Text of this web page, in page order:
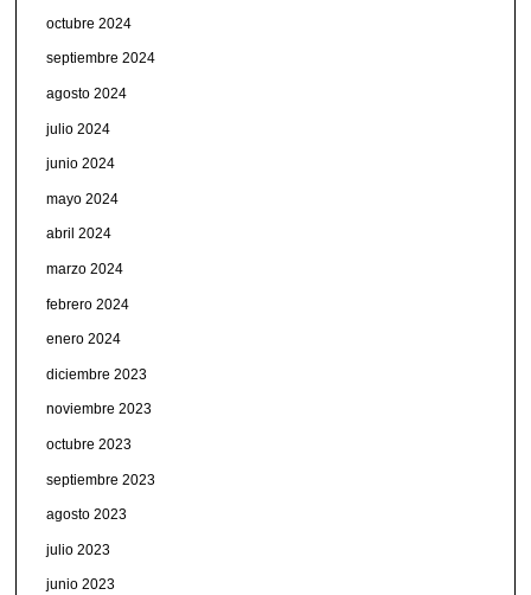
octubre 2024
septiembre 2024
agosto 2024
julio 2024
junio 2024
mayo 2024
abril 2024
marzo 2024
febrero 2024
enero 2024
diciembre 2023
noviembre 2023
octubre 2023
septiembre 2023
agosto 2023
julio 2023
junio 2023